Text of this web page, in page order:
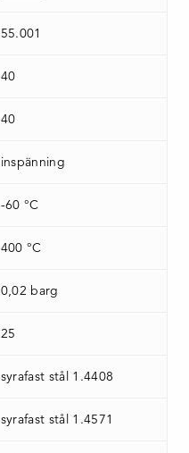
55.001
40
40
inspänning
-60 °C
400 °C
0,02 barg
25
syrafast stål 1.4408
syrafast stål 1.4571